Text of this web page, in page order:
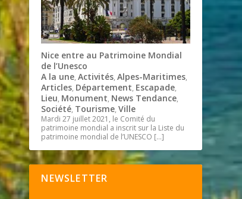
Nice entre au Patrimoine Mondial
de l’Unesco
A la une,Activités,Alpes-Maritimes,
Articles, Département, Escapade,
Lieu, Monument, News Tendance,
Société, Tourisme,Ville
Mardi 27 juillet 2021, le Comité du
patrimoine mondial a inscrit sur la Liste du
patrimoine mondial de l’UNESCO […]
NEWSLETTER